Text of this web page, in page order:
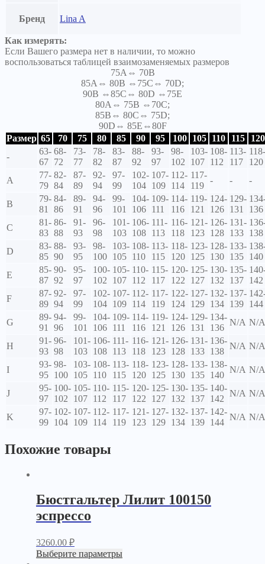
Бренд Lina A
Как измерять:
Если Вашего размера нет в наличии, то можно
воспользоваться таблицей взаимозаменяемых размеров
75A⇔ 70B
85A⇔ 80B ⇔75C⇔ 70D;
90B ⇔85C⇔ 80D ⇔75E
80A⇔ 75B ⇔70C;
85B⇔ 80C⇔ 75D;
90D⇔ 85E⇔80F
Размер 65 70 75 80 85 90 95 100 105 110 115
120
-
63-
67
68-
72
73-
77
78-
82
83-
87
88-
92
93-
97
98-
102
103-
107
108-
112
113-
117
118-
120
A
77-
79
82-
84
87-
89
92-
94
97-
99
102-
104
107-
109
112-
114
117-
119
- - -
B
79-
81
84-
86
89-
91
94-
96
99-
101
104-
106
109-
111
114-
116
119-
121
124-
126
129-
131
136
C
81-
83
86-
88
91-
93
96-
98
101-
103
106-
108
111-
113
116-
118
121-
123
126-
128
131-
133 138
D
83-
85
88-
90
93-
95
98-
100
103-
105
108-
110
113-
115
118-
120
123-
125
128-
130
133-
135 140
E
85-
87
90-
92
95-
97
100-
102
105-
107
110-
112
115-
117
120-
122
125-
127
130-
132
135-
137 142
F
87-
89
92-
94
97-
99
102-
104
107-
109
112-
114
117-
119
122-
124
127-
129
132-
134
137-
139 144
G
89-
91
94-
96
99-
101
104-
106
109-
111
114-
116
119-
121
124-
126
129-
131
134-
136
N/A N/A
H
91-
93
96-
98
101-
103
106-
108
111-
113
116-
118
121-
123
126-
128
131-
133
136-
138
N/A N/A
I
93-
95
98-
100
103-
105
108-
110
113-
115
118-
120
123-
125
128-
130
133-
135
138-
140
N/A N/A
J
95-
97
100-
102
105-
107
110-
112
115-
117
120-
122
125-
127
130-
132
135-
137
140-
142
N/A N/A
K
97-
99
102-
104
107-
109
112-
114
117-
119
121-
123
127-
129
132-
134
137-
139
142-
144
N/A N/A
Похожие товары
Бюстгальтер Лилит 100150
эспрессо
3260.00 ₽
Выберите параметры